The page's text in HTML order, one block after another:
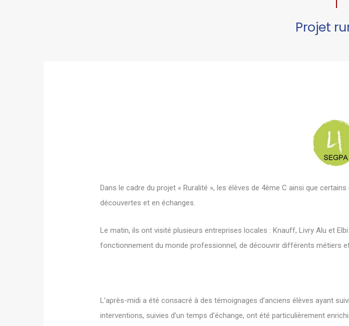
Projet
Dans le cadre du projet « Ruralité », les élèves de 4ème C ainsi que
découvertes et en échanges.
Le matin, ils ont visité plusieurs entreprises locales : Knauff, Livry Alu et
fonctionnement du monde professionnel, de découvrir différents métiers
L’après-midi a été consacré à des témoignages d’anciens élèves ayant
interventions, suivies d’un temps d’échange, ont été particulièrement